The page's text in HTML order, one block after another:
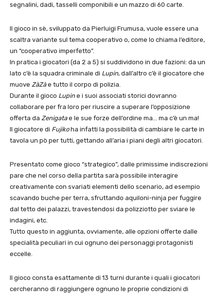
segnalini, dadi, tasselli componibili e un mazzo di 60 carte.
Il gioco in sè, sviluppato da Pierluigi Frumusa, vuole essere una
scaltra variante sul tema cooperativo o, come lo chiama l’editore,
un “cooperativo imperfetto”.
In pratica i giocatori (da 2 a 5) si suddividono in due fazioni: da un
lato c’è la squadra criminale di Lupin, dall’altro c’è il giocatore che
muove ZàZàe tutto il corpo di polizia.
Durante il gioco Lupin e i suoi associati storici dovranno
collaborare per fra loro per riuscire a superare l’opposizione
offerta da Zenigatae le sue forze dell’ordine ma… ma c’è un ma!
Il giocatore di Fujikoha infatti la possibilità di cambiare le carte in
tavola un pò per tutti, gettando all’aria i piani degli altri giocatori.
Presentato come gioco “strategico”, dalle primissime indiscrezioni
pare che nel corso della partita sarà possibile interagire
creativamente con svariati elementi dello scenario, ad esempio
scavando buche per terra, sfruttando aquiloni-ninja per fuggire
dal tetto dei palazzi, travestendosi da polizziotto per sviare le
indagini, etc.
Tutto questo in aggiunta, ovviamente, alle opzioni offerte dalle
specialità peculiari in cui ognuno dei personaggi protagonisti
eccelle.
Il gioco consta esattamente di 13 turni durante i quali i giocatori
cercheranno di raggiungere ognuno le proprie condizioni di